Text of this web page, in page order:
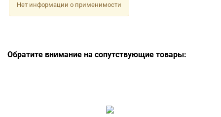
Нет информации о применимости
Обратите внимание на сопутствующие товары: